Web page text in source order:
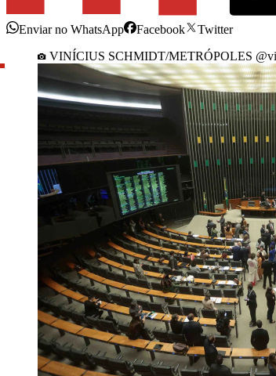
Enviar no WhatsApp Facebook
Twitter
VINÍCIUS SCHMIDT/METRÓPOLES